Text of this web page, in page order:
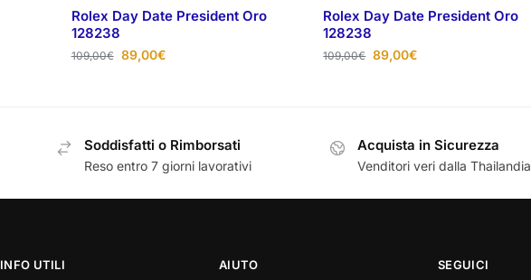
Rolex Day Date President Oro
128238
109,00€ 89,00€
Rolex Day Date President Oro
128238
109,00€ 89,00€
Soddisfatti o Rimborsati
Reso entro 7 giorni lavorativi
Acquista in Sicurezza
Venditori veri dalla Thailandia
INFO UTILI AIUTO SEGUICI